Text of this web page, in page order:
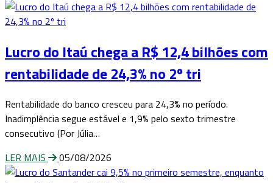
Lucro do Itaú chega a R$ 12,4 bilhões com
rentabilidade de 24,3% no 2º tri
Rentabilidade do banco cresceu para 24,3% no período.
Inadimplência segue estável e 1,9% pelo sexto trimestre
consecutivo (Por Júlia…
LER MAIS
05/08/2026